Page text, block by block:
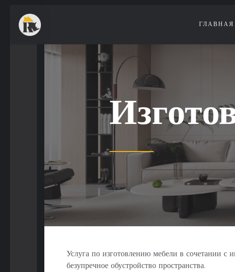
ГЛАВНАЯ
Услуга по изготовлению мебели в сочетании с
безупречное обустройство пространства.